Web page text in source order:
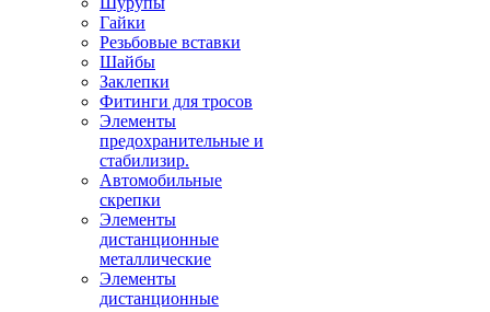
Гайки
Резьбовые вставки
Шайбы
Заклепки
Фитинги для тросов
Элементы
предохранительные и
стабилизир.
Автомобильные
скрепки
Элементы
дистанционные
металлические
Элементы
дистанционные